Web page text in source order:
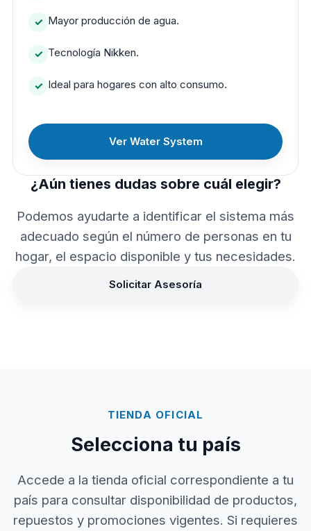
Mayor producción de agua.
Tecnología Nikken.
Ideal para hogares con alto consumo.
Ver Water System
¿Aún tienes dudas sobre cuál elegir?
Podemos ayudarte a identificar el sistema más
adecuado según el número de personas en tu
hogar, el espacio disponible y tus necesidades.
Solicitar Asesoría
TIENDA OFICIAL
Selecciona tu país
Accede a la tienda oficial correspondiente a tu
país para consultar disponibilidad de productos,
repuestos y promociones vigentes. Si requieres